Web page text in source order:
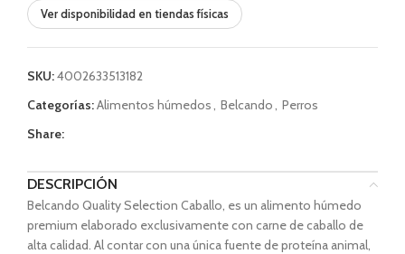
Ver disponibilidad en tiendas físicas
SKU:4002633513182
Categorías:Alimentos húmedos, Belcando, Perros
Share:
DESCRIPCIÓN
Belcando Quality Selection Caballo, es un alimento húmedo
premium elaborado exclusivamente con carne de caballo de
alta calidad. Al contar con una única fuente de proteína animal,